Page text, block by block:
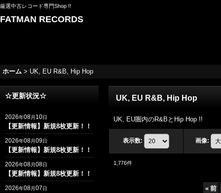
厳選中古レコード専門Shop !!
FATMAN RECORDS
ホーム > UK, EU R&B, Hip Hop
☆更新状況☆
2026年08月 10日
【更新情報】新規8枚更新！！
2026年08月09日
【更新情報】新規8枚更新！！
2026年08月08日
【更新情報】新規8枚更新！！
2026年08月07日
UK, EU R&B, Hip Hop
UK, EU圏内のR&BとHip Hop !!
表示数: 画像:
1,776件
« 前